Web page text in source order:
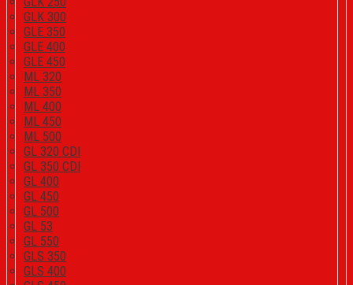
GLK 300
GLE 350
GLE 400
GLE 450
ML 320
ML 350
ML 400
ML 450
ML 500
GL 320 CDI
GL 350 CDI
GL 400
GL 450
GL 500
GL 53
GL 550
GLS 350
GLS 400